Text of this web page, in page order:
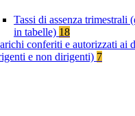
Tassi di assenza trimestrali
in tabelle) 18
conferiti e autorizzati ai
e non dirigenti) 7